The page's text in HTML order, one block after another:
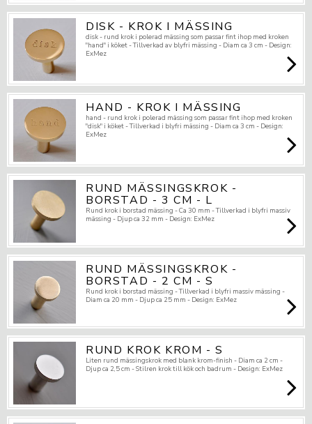
DISK - KROK I MÄSSING
disk - rund krok i polerad mässing som passar fint ihop med kroken
"hand" i köket - Tillverkad av blyfri mässing - Diam ca 3 cm - Design:
ExMez
HAND - KROK I MÄSSING
hand - rund krok i polerad mässing som passar fint ihop med kroken
"disk" i köket - Tillverkad i blyfri mässing - Diam ca 3 cm - Design:
ExMez
RUND MÄSSINGSKROK -
BORSTAD - 3 CM - L
Rund krok i borstad mässing - Ca 30 mm - Tillverkad i blyfri massiv
mässing - Djup ca 32 mm - Design: ExMez
RUND MÄSSINGSKROK -
BORSTAD - 2 CM - S
Rund krok i borstad mässing - Tillverkad i blyfri massiv mässing -
Diam ca 20 mm - Djup ca 25 mm - Design: ExMez
RUND KROK KROM - S
Liten rund mässingskrok med blank krom-finish - Diam ca 2 cm -
Djup ca 2,5 cm - Stilren krok till kök och badrum - Design: ExMez